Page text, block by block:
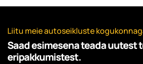
Liitu meie autoseikluste
Saad esimesena teada uutest
eripakkumistest.